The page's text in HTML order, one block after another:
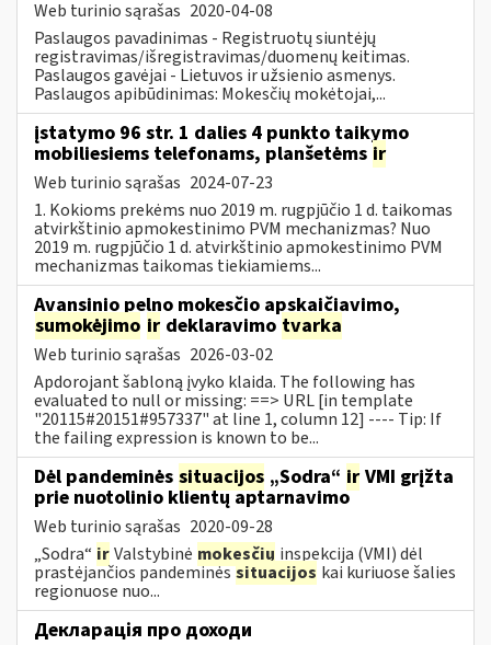
Web turinio sąrašas 2020-04-08
Paslaugos pavadinimas - Registruotų siuntėjų
registravimas/išregistravimas/duomenų keitimas.
Paslaugos gavėjai - Lietuvos ir užsienio asmenys.
Paslaugos apibūdinimas: Mokesčių mokėtojai,...
įstatymo 96 str. 1 dalies 4 punkto taikymo
mobiliesiems telefonams, planšetėms ir
Web turinio sąrašas 2024-07-23
1. Kokioms prekėms nuo 2019 m. rugpjūčio 1 d. taikomas
atvirkštinio apmokestinimo PVM mechanizmas? Nuo
2019 m. rugpjūčio 1 d. atvirkštinio apmokestinimo PVM
mechanizmas taikomas tiekiamiems...
Avansinio pelno mokesčio apskaičiavimo,
sumokėjimo ir deklaravimo tvarka
Web turinio sąrašas 2026-03-02
Apdorojant šabloną įvyko klaida. The following has
evaluated to null or missing: ==> URL [in template
"20115#20151#957337" at line 1, column 12] ---- Tip: If
the failing expression is known to be...
Dėl pandeminės situacijos „Sodra“ ir VMI grįžta
prie nuotolinio klientų aptarnavimo
Web turinio sąrašas 2020-09-28
„Sodra“ irValstybinė mokesčių inspekcija (VMI) dėl
prastėjančios pandeminėssituacijos kai kuriuose šalies
regionuose nuo...
Декларація про доходи